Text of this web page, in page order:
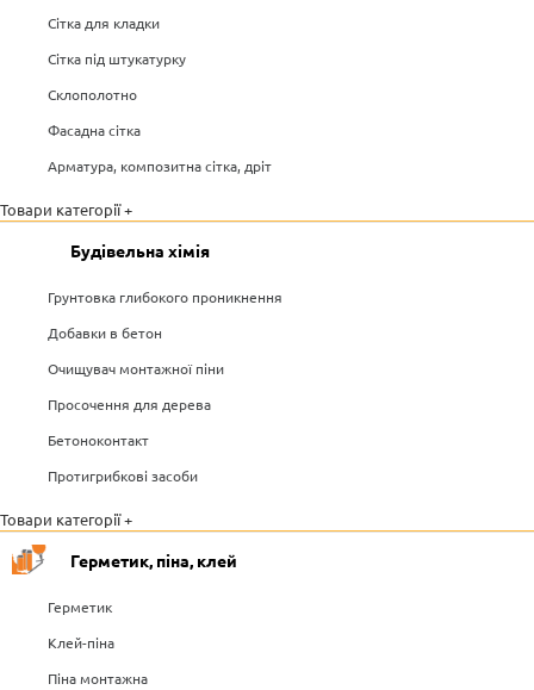
Сітка для кладки
Сітка під штукатурку
Склополотно
Фасадна сітка
Арматура, композитна сітка, дріт
Товари категорії +
Будівельна хімія
Грунтовка глибокого проникнення
Добавки в бетон
Очищувач монтажної піни
Просочення для дерева
Бетоноконтакт
Протигрибкові засоби
Товари категорії +
Герметик, піна, клей
Герметик
Клей-піна
Піна монтажна